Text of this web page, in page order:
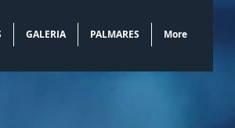
GALERIA PALMARES More